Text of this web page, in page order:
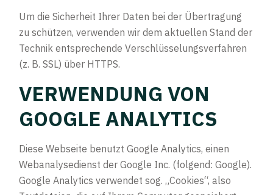
Um die Sicherheit Ihrer Daten bei der Übertragung
zu schützen, verwenden wir dem aktuellen Stand der
Technik entsprechende Verschlüsselungsverfahren
(z. B. SSL) über HTTPS.
VERWENDUNG VON
GOOGLE ANALYTICS
Diese Webseite benutzt Google Analytics, einen
Webanalysedienst der Google Inc. (folgend: Google).
Google Analytics verwendet sog. „Cookies“, also